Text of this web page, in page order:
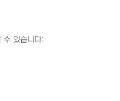
수 있습니다: